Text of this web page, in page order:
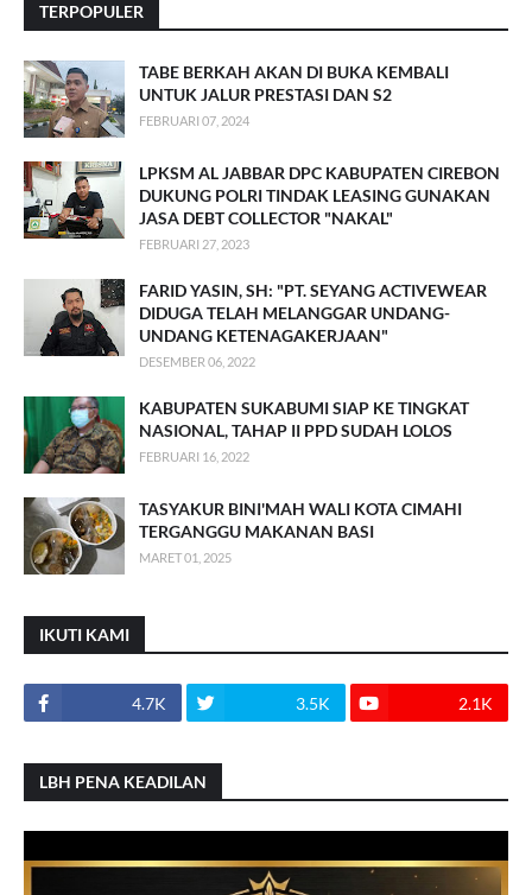
TERPOPULER
TABE BERKAH AKAN DI BUKA KEMBALI
UNTUK JALUR PRESTASI DAN S2
FEBRUARI 07, 2024
LPKSM AL JABBAR DPC KABUPATEN CIREBON
DUKUNG POLRI TINDAK LEASING GUNAKAN
JASA DEBT COLLECTOR "NAKAL"
FEBRUARI 27, 2023
FARID YASIN, SH: "PT. SEYANG ACTIVEWEAR
DIDUGA TELAH MELANGGAR UNDANG-
UNDANG KETENAGAKERJAAN"
DESEMBER 06, 2022
KABUPATEN SUKABUMI SIAP KE TINGKAT
NASIONAL, TAHAP II PPD SUDAH LOLOS
FEBRUARI 16, 2022
TASYAKUR BINI'MAH WALI KOTA CIMAHI
TERGANGGU MAKANAN BASI
MARET 01, 2025
IKUTI KAMI
4.7K 3.5K 2.1K
LBH PENA KEADILAN